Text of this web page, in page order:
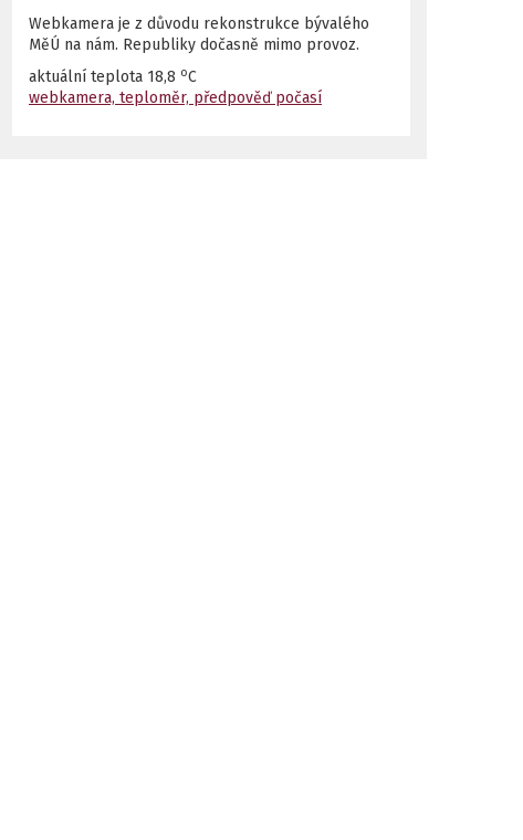
Webkamera je z důvodu rekonstrukce bývalého
MěÚ na nám. Republiky dočasně mimo provoz.
aktuální teplota 18,8 oC
webkamera, teploměr, předpověď počasí